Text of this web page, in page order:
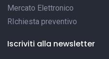
Mercato Elettronico
RIchiesta preventivo
Iscriviti alla newsletter